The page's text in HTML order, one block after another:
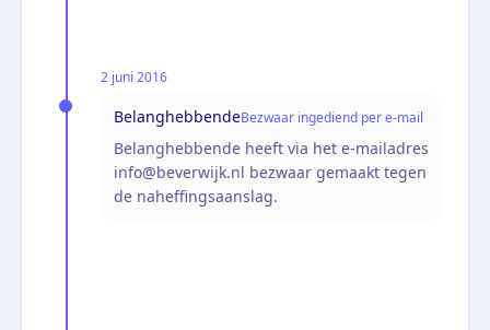
2 juni 2016
BelanghebbendeBezwaar ingediend per e-mail
Belanghebbende heeft via het e-mailadres
info@beverwijk.nl bezwaar gemaakt tegen
de naheffingsaanslag.